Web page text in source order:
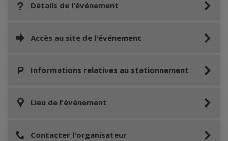
Détails de l'événement
Accès au site de l'événement
Informations relatives au stationnement
Lieu de l'événement
Contacter l'organisateur